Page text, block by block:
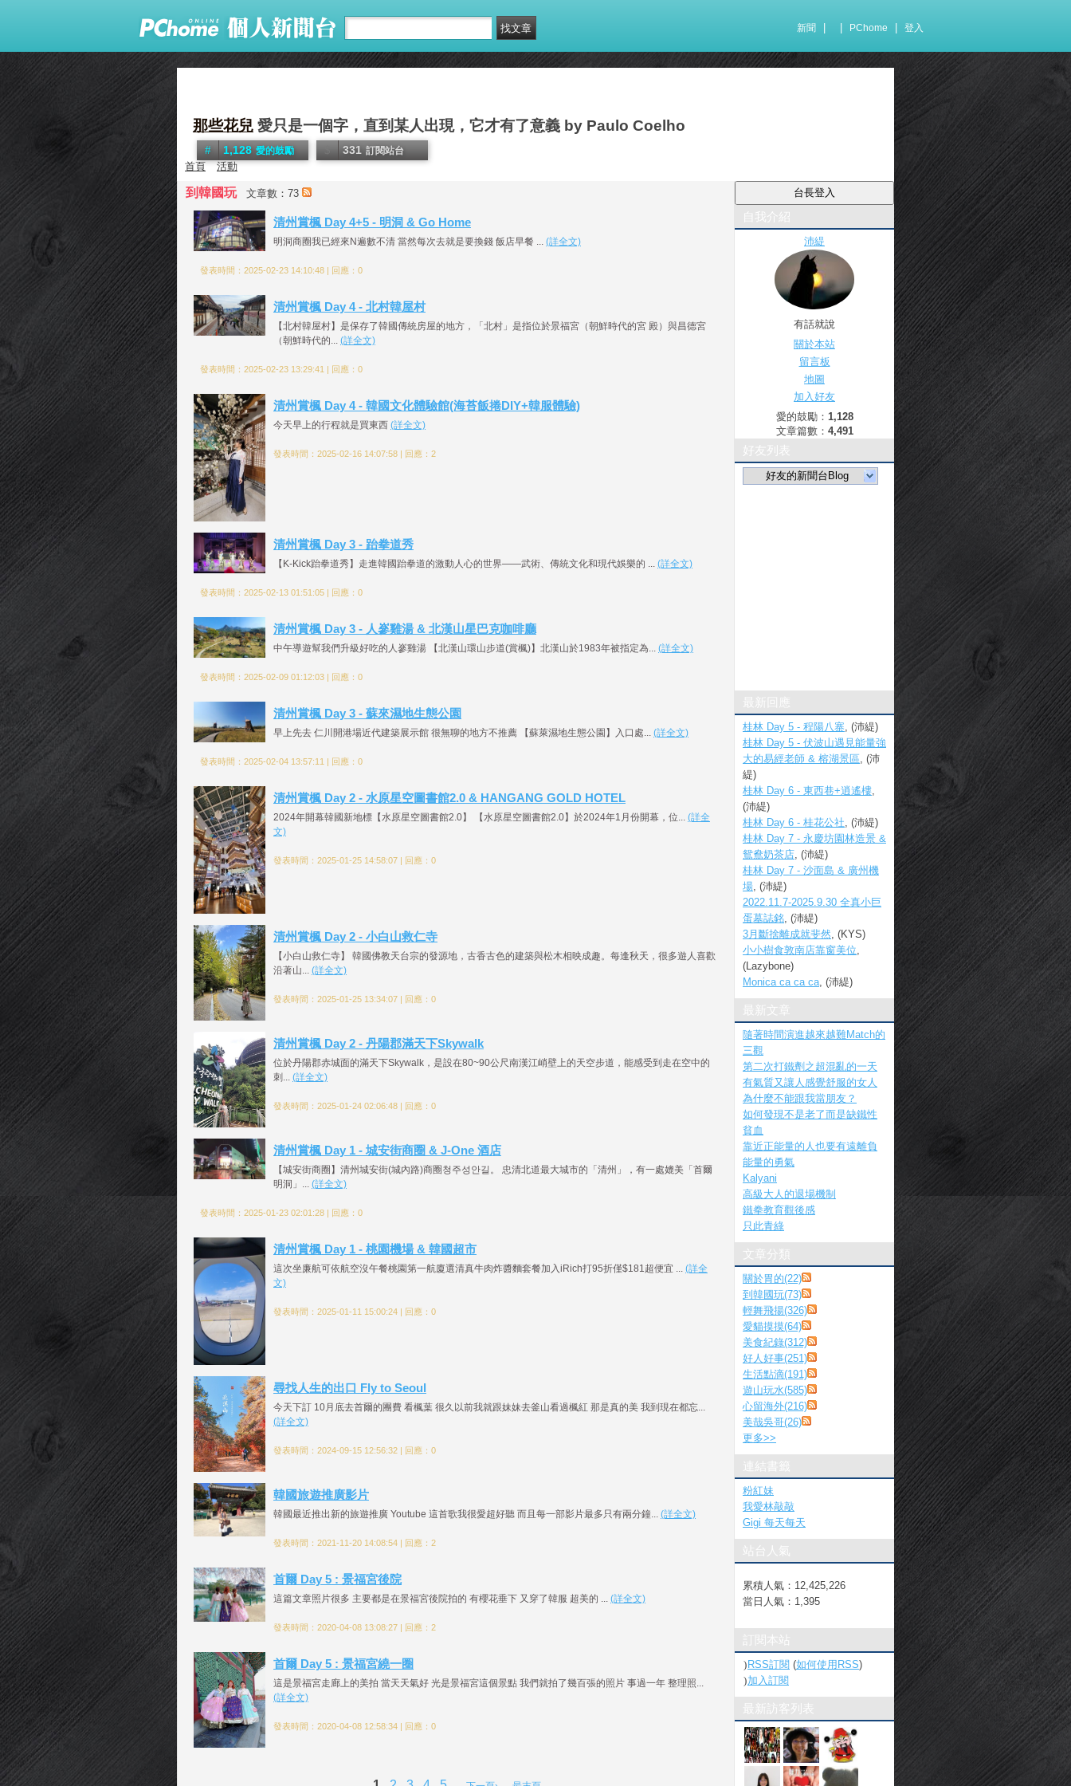
新聞 PChome 登入
那些花兒 愛只是一個字，直到某人出現，它才有了意義 by Paulo Coelho
1,128 愛的鼓勵 331 訂閱站台
首頁 活動
到韓國玩 文章數：73
清州賞楓 Day 4+5 - 明洞 & Go Home
明洞商圈我已經來N遍數不清 當然每次去就是要換錢 飯店早餐 ... (詳全文)
發表時間：2025-02-23 14:10:48 | 回應：0
清州賞楓 Day 4 - 北村韓屋村
【北村韓屋村】是保存了韓國傳統房屋的地方，「北村」是指位於景福宮（朝鮮時代的宮 殿）與昌德宮
（朝鮮時代的... (詳全文)
發表時間：2025-02-23 13:29:41 | 回應：0
清州賞楓 Day 4 - 韓國文化體驗館(海苔飯捲DIY+韓服體驗)
今天早上的行程就是買東西 (詳全文)
發表時間：2025-02-16 14:07:58 | 回應：2
清州賞楓 Day 3 - 跆拳道秀
【K-Kick跆拳道秀】走進韓國跆拳道的激動人心的世界——武術、傳統文化和現代娛樂的 ... (詳全文)
發表時間：2025-02-13 01:51:05 | 回應：0
清州賞楓 Day 3 - 人嵾雞湯 & 北漢山星巴克咖啡廳
中午導遊幫我們升級好吃的人嵾雞湯 【北漢山環山步道(賞楓)】北漢山於1983年被指定為... (詳全文)
發表時間：2025-02-09 01:12:03 | 回應：0
清州賞楓 Day 3 - 蘇來濕地生態公園
早上先去 仁川開港場近代建築展示館 很無聊的地方不推薦 【蘇萊濕地生態公園】入口處... (詳全文)
發表時間：2025-02-04 13:57:11 | 回應：0
清州賞楓 Day 2 - 水原星空圖書館2.0 & HANGANG GOLD HOTEL
2024年開幕韓國新地標【水原星空圖書館2.0】 【水原星空圖書館2.0】於2024年1月份開幕，位... (詳全
文)
發表時間：2025-01-25 14:58:07 | 回應：0
清州賞楓 Day 2 - 小白山救仁寺
【小白山救仁寺】 韓國佛教天台宗的發源地，古香古色的建築與松木相映成趣。每逢秋天，很多遊人喜歡
沿著山... (詳全文)
發表時間：2025-01-25 13:34:07 | 回應：0
清州賞楓 Day 2 - 丹陽郡滿天下Skywalk
位於丹陽郡赤城面的滿天下Skywalk，是設在80~90公尺南漢江峭壁上的天空步道，能感受到走在空中的
刺... (詳全文)
發表時間：2025-01-24 02:06:48 | 回應：0
清州賞楓 Day 1 - 城安街商圈 & J-One 酒店
【城安街商圈】清州城安街(城內路)商圈청주성안길。 忠清北道最大城市的「清州」，有一處媲美「首爾
明洞」... (詳全文)
發表時間：2025-01-23 02:01:28 | 回應：0
清州賞楓 Day 1 - 桃園機場 & 韓國超市
這次坐廉航可依航空沒午餐桃園第一航廈選清真牛肉炸醬麵套餐加入iRich打95折僅$181超便宜 ... (詳全
文)
發表時間：2025-01-11 15:00:24 | 回應：0
尋找人生的出口 Fly to Seoul
今天下訂 10月底去首爾的團費 看楓葉 很久以前我就跟妹妹去釜山看過楓紅 那是真的美 我到現在都忘...
(詳全文)
發表時間：2024-09-15 12:56:32 | 回應：0
韓國旅遊推廣影片
韓國最近推出新的旅遊推廣 Youtube 這首歌我很愛超好聽 而且每一部影片最多只有兩分鐘... (詳全文)
發表時間：2021-11-20 14:08:54 | 回應：2
首爾 Day 5 : 景福宮後院
這篇文章照片很多 主要都是在景福宮後院拍的 有櫻花垂下 又穿了韓服 超美的 ... (詳全文)
發表時間：2020-04-08 13:08:27 | 回應：2
首爾 Day 5 : 景福宮繞一圈
這是景福宮走廊上的美拍 當天天氣好 光是景福宮這個景點 我們就拍了幾百張的照片 事過一年 整理照...
(詳全文)
發表時間：2020-04-08 12:58:34 | 回應：0
自我介紹
沛緹
有話就說
關於本站
留言板
地圖
加入好友
愛的鼓勵： 1,128
文章篇數： 4,491
好友列表
好友的新聞台Blog
最新回應
桂林 Day 5 - 程陽八寨, (沛緹)
桂林 Day 5 - 伏波山遇見能量強
大的易經老師 & 榕湖景區, (沛
緹)
桂林 Day 6 - 東西巷+逍遙樓,
(沛緹)
桂林 Day 6 - 桂花公社, (沛緹)
桂林 Day 7 - 永慶坊園林造景 &
鴛鴦奶茶店, (沛緹)
桂林 Day 7 - 沙面島 & 廣州機
場, (沛緹)
2022.11.7-2025.9.30 全真小巨
蛋墓誌銘, (沛緹)
3月斷捨離成就斐然, (KYS)
小小樹食敦南店靠窗美位,
(Lazybone)
Monica ca ca ca, (沛緹)
最新文章
隨著時間演進越來越難Match的
三觀
第二次打鐵劑之超混亂的一天
有氣質又讓人感覺舒服的女人
為什麼不能跟我當朋友？
如何發現不是老了而是缺鐵性
貧血
靠近正能量的人也要有遠離負
能量的勇氣
Kalyani
高級大人的退場機制
鐵拳教育觀後感
只此青綠
文章分類
關於胃的(22)
到韓國玩(73)
輕舞飛揚(326)
愛貓摸摸(64)
美食紀錄(312)
好人好事(251)
生活點滴(191)
遊山玩水(585)
心留海外(216)
美哉吳哥(26)
更多>>
連結書籤
粉紅妹
我愛林敲敲
Gigi 每天每天
站台人氣
累積人氣： 12,425,226
當日人氣： 1,395
訂閱本站
RSS訂閱 (如何使用RSS)
加入訂閱
最新訪客列表